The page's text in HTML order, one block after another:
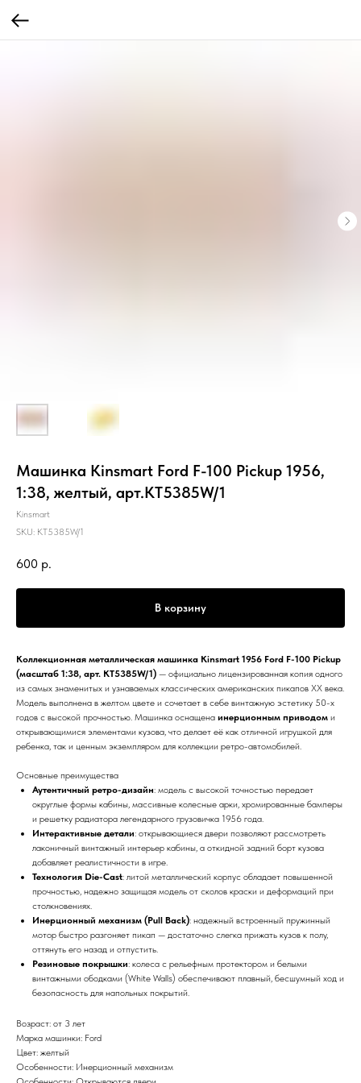
Машинка Kinsmart Ford F-100 Pickup 1956,
1:38, желтый, арт.KT5385W/1
Kinsmart
SKU: KT5385W/1
600 р.
В корзину
Коллекционная металлическая машинка Kinsmart 1956 Ford F-100 Pickup
(масштаб 1:38, арт. KT5385W/1) — официально лицензированная копия одного
из самых знаменитых и узнаваемых классических американских пикапов XX века.
Модель выполнена в желтом цвете и сочетает в себе винтажную эстетику 50-х
годов с высокой прочностью. Машинка оснащена инерционным приводом и
открывающимися элементами кузова, что делает её как отличной игрушкой для
ребенка, так и ценным экземпляром для коллекции ретро-автомобилей.
Основные преимущества
Аутентичный ретро-дизайн: модель с высокой точностью передает
округлые формы кабины, массивные колесные арки, хромированные бамперы
и решетку радиатора легендарного грузовичка 1956 года.
Интерактивные детали: открывающиеся двери позволяют рассмотреть
лаконичный винтажный интерьер кабины, а откидной задний борт кузова
добавляет реалистичности в игре.
Технология Die-Cast: литой металлический корпус обладает повышенной
прочностью, надежно защищая модель от сколов краски и деформаций при
столкновениях.
Инерционный механизм (Pull Back): надежный встроенный пружинный
мотор быстро разгоняет пикап — достаточно слегка прижать кузов к полу,
оттянуть его назад и отпустить.
Резиновые покрышки: колеса с рельефным протектором и белыми
винтажными ободками (White Walls) обеспечивают плавный, бесшумный ход и
безопасность для напольных покрытий.
Возраст: от 3 лет
Марка машинки: Ford
Цвет: желтый
Особенности: Инерционный механизм